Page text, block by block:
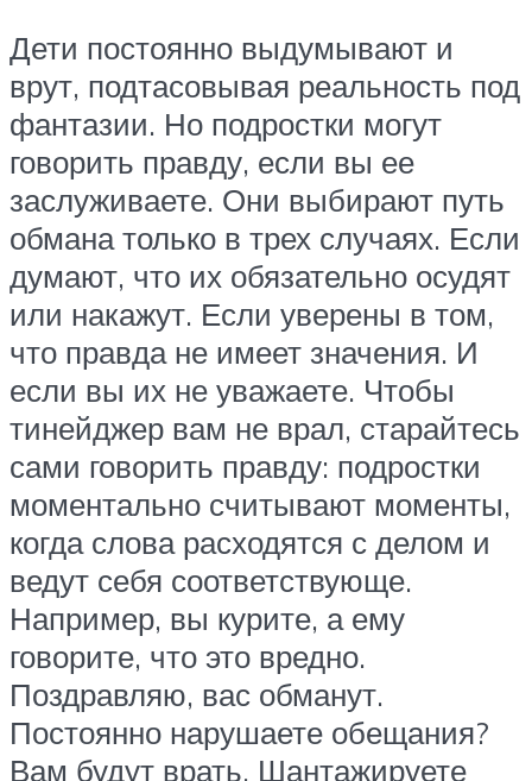
Дети постоянно выдумывают и
врут, подтасовывая реальность под
фантазии. Но подростки могут
говорить правду, если вы ее
заслуживаете. Они выбирают путь
обмана только в трех случаях. Если
думают, что их обязательно осудят
или накажут. Если уверены в том,
что правда не имеет значения. И
если вы их не уважаете. Чтобы
тинейджер вам не врал, старайтесь
сами говорить правду: подростки
моментально считывают моменты,
когда слова расходятся с делом и
ведут себя соответствующе.
Например, вы курите, а ему
говорите, что это вредно.
Поздравляю, вас обманут.
Постоянно нарушаете обещания?
Вам будут врать. Шантажируете